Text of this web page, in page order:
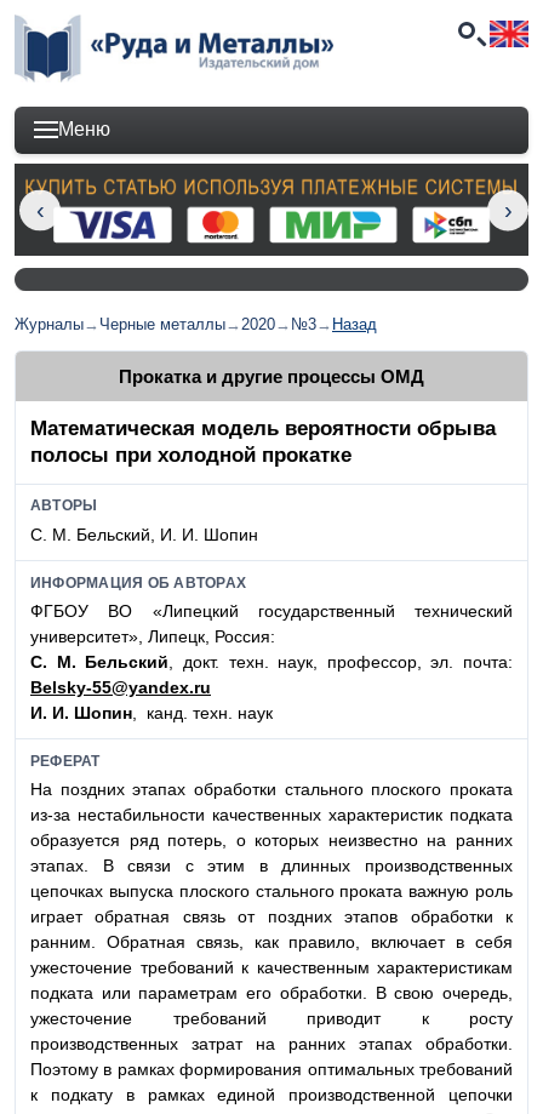
Меню
Журналы→ Черные металлы→2020→ №3→ Назад
Прокатка и другие процессы ОМД
Математическая модель вероятности обрыва
полосы при холодной прокатке
АВТОРЫ
С. М. Бельский, И. И. Шопин
ИНФОРМАЦИЯ ОБ АВТОРАХ
ФГБОУ ВО «Липецкий государственный технический
университет», Липецк, Россия:
С. М. Бельский , докт. техн. наук, профессор, эл. почта:
Belsky-55@yandex.ru
И. И. Шопин , канд. техн. наук
РЕФЕРАТ
На поздних этапах обработки стального плоского проката
из-за нестабильности качественных характеристик подката
образуется ряд потерь, о которых неизвестно на ранних
этапах. В связи с этим в длинных производственных
цепочках выпуска плоского стального проката важную роль
играет обратная связь от поздних этапов обработки к
ранним. Обратная связь, как правило, включает в себя
ужесточение требований к качественным характеристикам
подката или параметрам его обработки. В свою очередь,
ужесточение требований приводит к росту
производственных затрат на ранних этапах обработки.
Поэтому в рамках формирования оптимальных требований
к подкату в рамках единой производственной цепочки